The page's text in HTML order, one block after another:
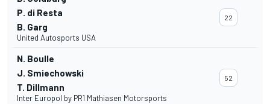
P. di Resta
B. Garg
United Autosports USA
22
N. Boulle
J. Smiechowski
T. Dillmann
Inter Europol by PR1 Mathiasen Motorsports
52